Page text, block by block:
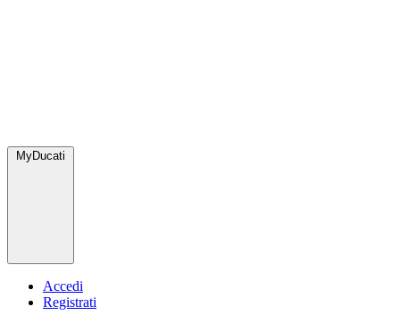
MyDucati
Accedi
Registrati